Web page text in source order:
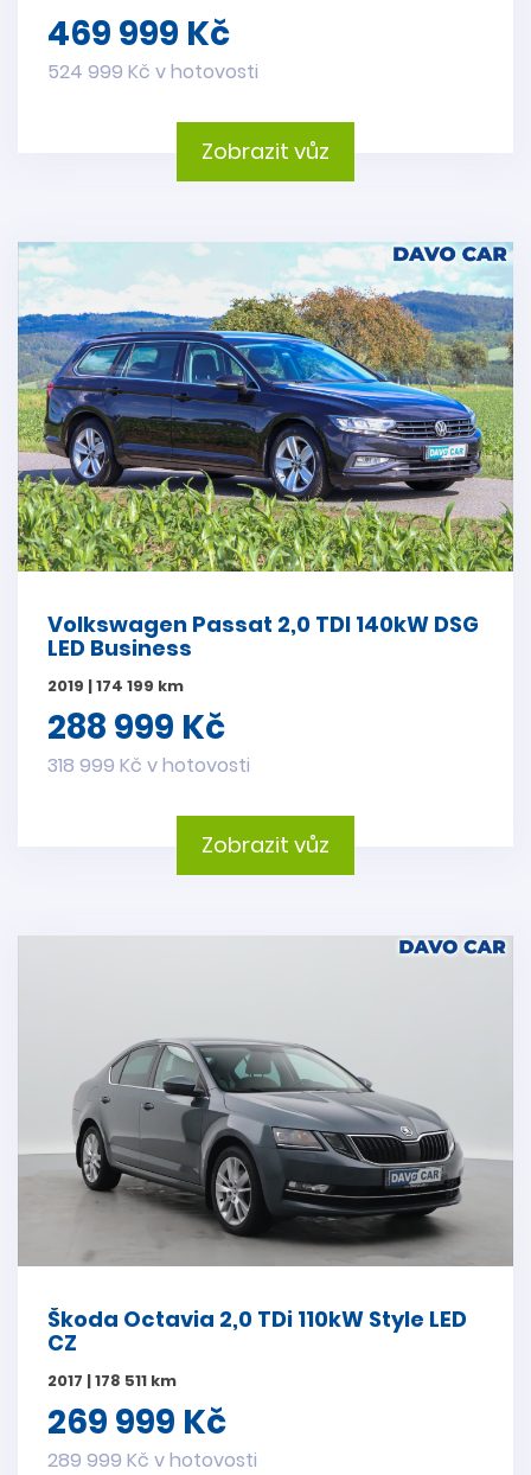
469 999 Kč
524 999 Kč v hotovosti
Zobrazit vůz
Volkswagen Passat 2,0 TDI 140kW DSG
LED Business
2019 | 174 199 km
288 999 Kč
318 999 Kč v hotovosti
Zobrazit vůz
Škoda Octavia 2,0 TDi 110kW Style LED
CZ
2017 | 178 511 km
269 999 Kč
289 999 Kč v hotovosti